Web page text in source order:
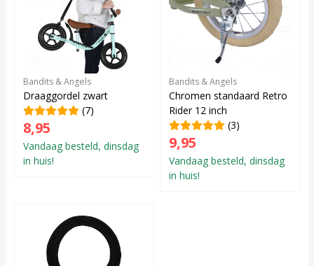
Bandits & Angels
Draaggordel zwart
(7)
8,95
Vandaag besteld, dinsdag
in huis!
Bandits & Angels
Chromen standaard Retro
Rider 12 inch
(3)
9,95
Vandaag besteld, dinsdag
in huis!